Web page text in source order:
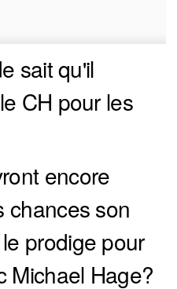
sait qu'il
CH pour les
encore
chances son
prodige pour
Michael Hage?